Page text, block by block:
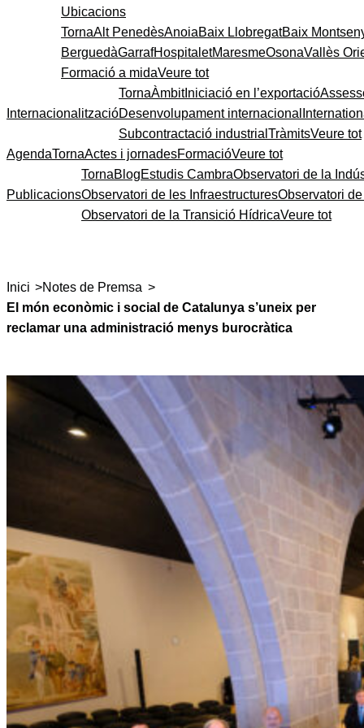
Ubicacions
TornaAlt PenedèsAnoiaBaix LlobregatBaix
BerguedàGarrafHospitaletMaresmeOsonaVallès
Formació a midaVeure tot
Internacionalització
TornaÀmbitIniciació en l’exportació
Desenvolupament internacional
Subcontractació industrial TràmitsVeure tot
AgendaTornaActes i jornadesFormacióVeure tot
Publicacions
TornaBlogEstudis CambraObservatori de la
Observatori de les InfraestructuresObservatori
Observatori de la Transició HídricaVeure tot
Inici >Notes de Premsa >
El món econòmic i social de Catalunya s’uneix per
reclamar una administració menys burocràtica